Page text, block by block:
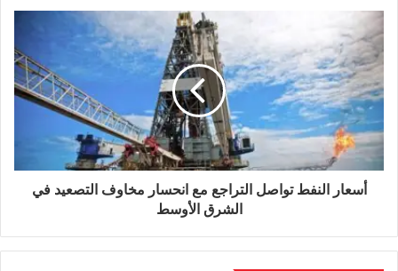
معجزة إذا تم إنقاذ أيّ منهم على قيد الحياة»، مضيفاً
«هدفنا هو انتشال جثثهم فحسب».
وزار رئيس الفلبين فرديناند ماركوس، الأربعاء، مناطق
متضررة في مدينة جنرال سانتوس، كبرى مدن
الإقليم، بما في ذلك مدرسة متضررة، ومنطقة لتوزيع
المساعدات.
مليون دولار)، لإعادة بناء مبنى البلدية.
أسعار النفط تواصل التراجع مع انحسار مخاوف التصعيد في
الشرق الأوسط